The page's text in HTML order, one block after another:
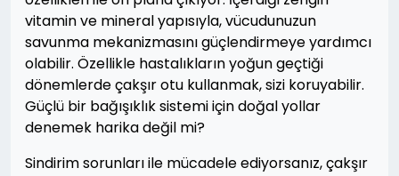
vitamin ve mineral yapısıyla, vücudunuzun
savunma mekanizmasını güçlendirmeye yardımcı
olabilir. Özellikle hastalıkların yoğun geçtiği
dönemlerde çakşır otu kullanmak, sizi koruyabilir.
Güçlü bir bağışıklık sistemi için doğal yollar
denemek harika değil mi?
Sindirim sorunları ile mücadele ediyorsanız, çakşır